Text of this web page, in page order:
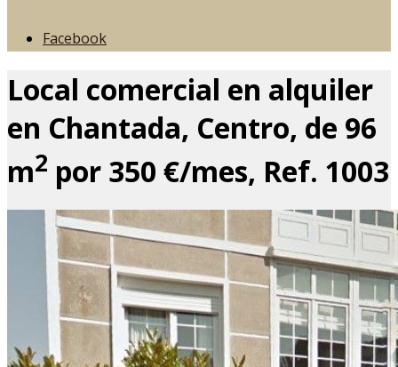
Facebook
Local comercial en alquiler
en Chantada, Centro, de 96
m2 por 350 €/mes, Ref. 1003